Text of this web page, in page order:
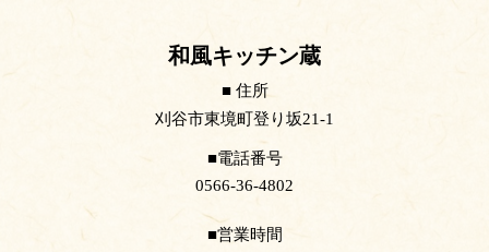
和風キッチン蔵
住所
刈谷市東境町登り坂21-1
電話番号
0566-36-4802
営業時間